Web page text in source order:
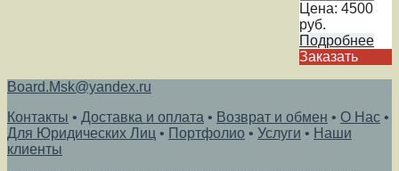
Цена: 4500
руб.
Подробнее
Заказать
Board.Msk@yandex.ru
Контакты • Доставка и оплата • Возврат и обмен • О Нас •
Для Юридических Лиц • Портфолио • Услуги • Наши
клиенты